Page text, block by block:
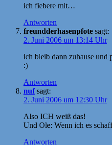
ich fiebere mit…
Antworten
freundderhasenpfote sagt:
2. Juni 2006 um 13:14 Uhr
ich bleib dann zuhause und
:)
Antworten
nuf sagt:
2. Juni 2006 um 12:30 Uhr
Also ICH weiß das!
Und Ole: Wenn ich es
Antworten